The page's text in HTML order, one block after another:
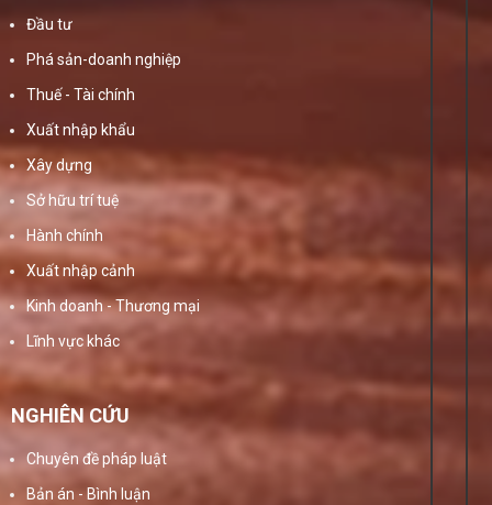
Đầu tư
Phá sản-doanh nghiệp
Thuế - Tài chính
Xuất nhập khẩu
Xây dựng
Sở hữu trí tuệ
Hành chính
Xuất nhập cảnh
Kinh doanh - Thương mại
Lĩnh vực khác
NGHIÊN CỨU
Chuyên đề pháp luật
Bản án - Bình luận